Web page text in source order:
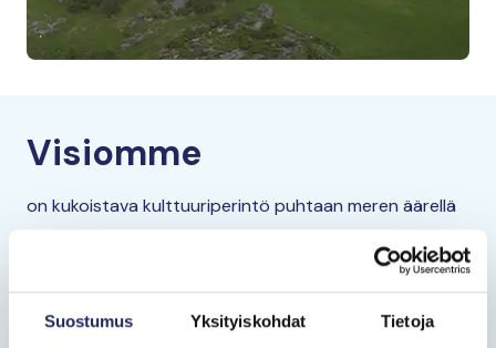
Suostumus Yksityiskohdat Tietoja
Visiomme
on kukoistava kulttuuriperintö puhtaan meren äärellä
on pelastaa Itämeri ja sen perintö tuleville sukupolville